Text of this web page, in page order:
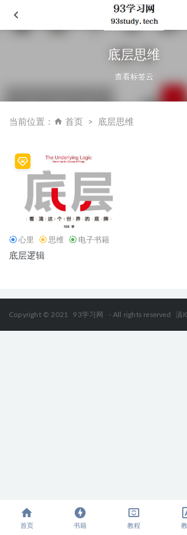
底层思维
查看标签云
当前位置： 首页 底层思维
心里 思维 电子书籍
底层逻辑
Copyright © 2021 93学习网 - All rights reserved 滇
曼哈顿海滩 2021-08-14
TheLittleSASBook中文版入门指南(第5版)
《素女经：华夏房室养生文化第一书》
哲学的沉思：莫提默·艾德勒三部曲（套装
首页 书籍 教程